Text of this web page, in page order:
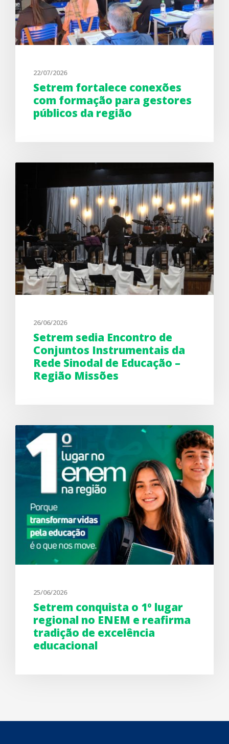
22/07/2026
Setrem fortalece conexões
com formação para gestores
públicos da região
26/06/2026
Setrem sedia Encontro de
Conjuntos Instrumentais da
Rede Sinodal de Educação –
Região Missões
25/06/2026
Setrem conquista o 1º lugar
regional no ENEM e reafirma
tradição de excelência
educacional